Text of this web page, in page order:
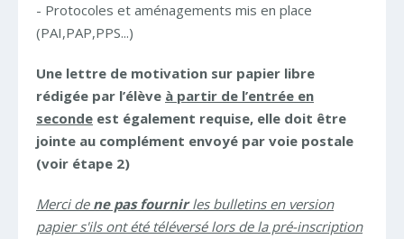
- Protocoles et aménagements mis en place
(PAI,PAP,PPS...)
Une lettre de motivation sur papier libre
rédigée par l’élève à partir de l’entrée en
seconde est également requise, elle doit être
jointe au complément envoyé par voie postale
(voir étape 2)
Merci de ne pas fournirles bulletins en version
papier s'ils ont été téléversé lors de la pré-inscription